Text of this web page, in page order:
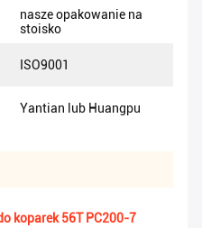
nasze opakowanie na
stoisko
ISO9001
Yantian lub Huangpu
koparek 56T PC200-7